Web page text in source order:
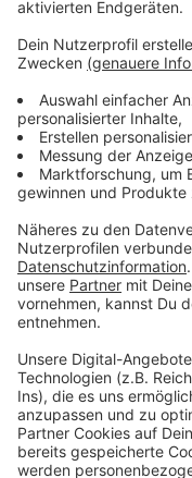
unbedingt mit dem
wollen.
Weitere
Anzeige
Prozess:
Erfolgreicher
Weltfrauentag in
Anzeige